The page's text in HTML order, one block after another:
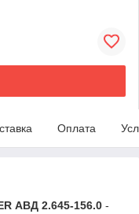
Оплата
АВД 2.645-156.0 -